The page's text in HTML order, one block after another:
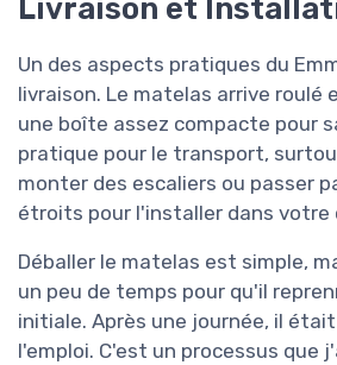
Livraison et
Un des aspects pratiques du
livraison. Le matelas arrive roulé
une boîte assez compacte pour
pratique pour le transport,
monter des escaliers ou passer
étroits pour l'installer dans votre
Déballer le matelas est simple,
un peu de temps pour qu'il
initiale. Après une journée, il
l'emploi. C'est un processus que